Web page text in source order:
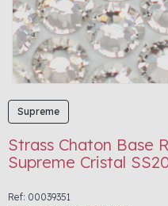
Supreme
Strass Chaton Base
Supreme Cristal
Ref: 00039351